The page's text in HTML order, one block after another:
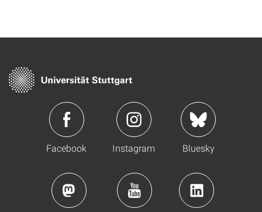
Facebook Instagram Bluesky